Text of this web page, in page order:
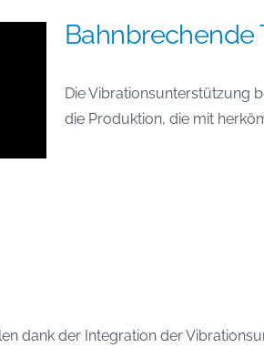
Bahnbrechende
Die Vibrationsunterstützung
die Produktion, die mit
dank der Integration der